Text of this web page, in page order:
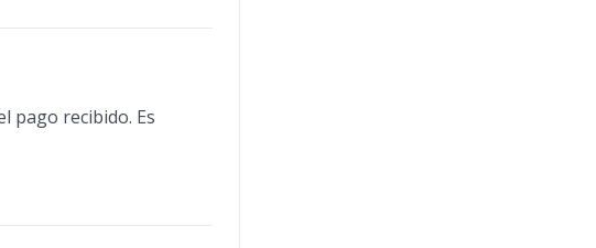
pago recibido. Es